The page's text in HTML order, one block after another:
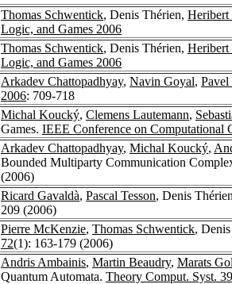
Thomas Schwentick, Denis Thérien, Heribert
Logic, and Games 2006
Thomas Schwentick, Denis Thérien, Heribert
Logic, and Games 2006
Arkadev Chattopadhyay, Navin Goyal, Pavel
2006: 709-718
Michal Koucký, Clemens Lautemann,
Games. IEEE Conference on Computational
Arkadev Chattopadhyay, Michal Koucký,
Bounded Multiparty Communication
(2006)
Ricard Gavaldà, Pascal Tesson, Denis
209 (2006)
Pierre McKenzie, Thomas Schwentick,
72(1): 163-179 (2006)
Andris Ambainis, Martin Beaudry, Marats
Quantum Automata. Theory Comput. Syst. 39